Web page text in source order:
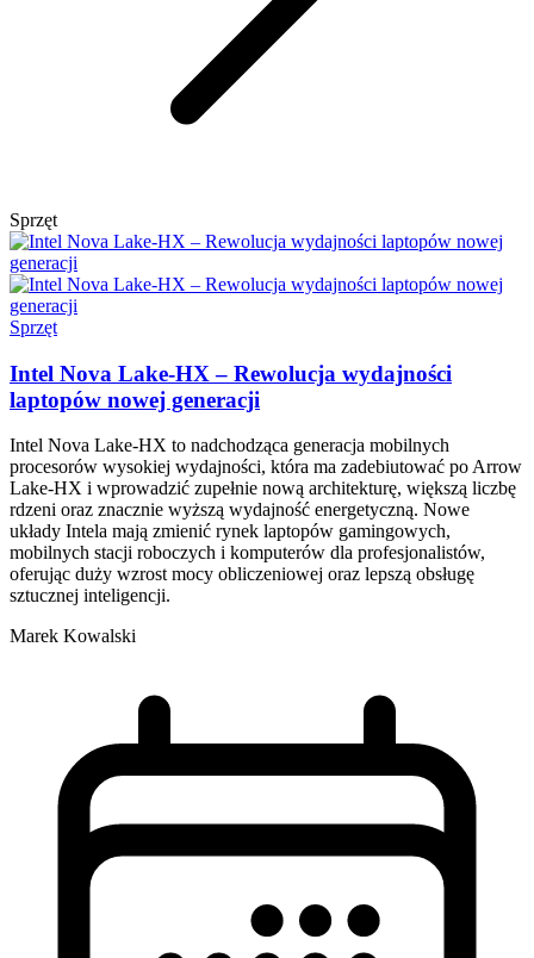
Sprzęt
Sprzęt
Intel Nova Lake-HX – Rewolucja wydajności
laptopów nowej generacji
Intel Nova Lake-HX to nadchodząca generacja mobilnych
procesorów wysokiej wydajności, która ma zadebiutować po Arrow
Lake-HX i wprowadzić zupełnie nową architekturę, większą liczbę
rdzeni oraz znacznie wyższą wydajność energetyczną. Nowe
układy Intela mają zmienić rynek laptopów gamingowych,
mobilnych stacji roboczych i komputerów dla profesjonalistów,
oferując duży wzrost mocy obliczeniowej oraz lepszą obsługę
sztucznej inteligencji.
Marek Kowalski